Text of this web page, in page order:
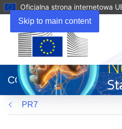
Skip to main content
Oficjalna strona internetowa
otworzy
się
w
nowym
oknie)
CORDIS
PR7